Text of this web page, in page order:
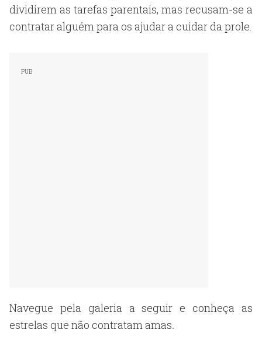
dividirem as tarefas parentais, mas recusam-se a
contratar alguém para os ajudar a cuidar da prole.
Navegue pela galeria a seguir e conheça as
estrelas que não contratam amas.